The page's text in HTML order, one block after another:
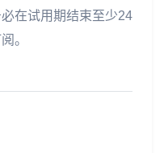
在试用期结束至少24
。